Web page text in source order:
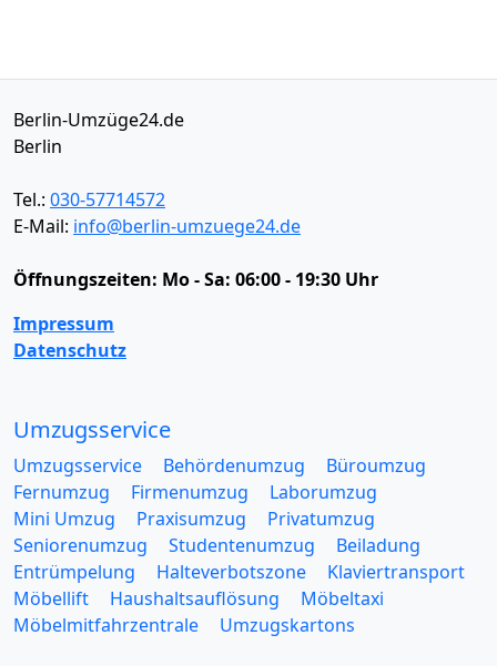
Berlin-Umzüge24.de
Berlin
Tel.: 030-57714572
E-Mail: info@berlin-umzuege24.de
Öffnungszeiten: Mo - Sa: 06:00 - 19:30 Uhr
Impressum
Datenschutz
Umzugsservice
Umzugsservice Behördenumzug
Büroumzug
Fernumzug
Firmenumzug
Laborumzug
Mini Umzug
Praxisumzug
Privatumzug
Seniorenumzug
Studentenumzug
Beiladung
Entrümpelung
Halteverbotszone
Klaviertransport
Möbellift
Haushaltsauflösung
Möbeltaxi
Möbelmitfahrzentrale
Umzugskartons